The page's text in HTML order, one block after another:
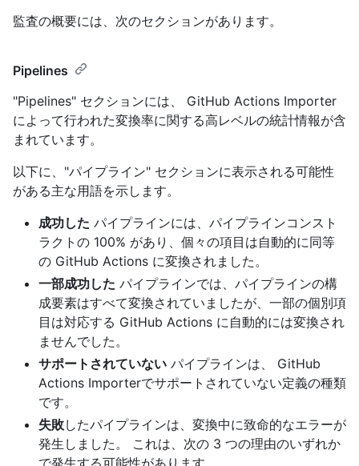
監査の概要には、次のセクションがあります。
Pipelines
"Pipelines" セクションには、 GitHub Actions Importer
によって行われた変換率に関する高レベルの統計情報が含
まれています。
以下に、"パイプライン" セクションに表示される可能性
がある主な用語を示します。
成功した パイプラインには、パイプラインコンスト
ラクトの 100% があり、個々の項目は自動的に同等
の GitHub Actions に変換されました。
一部成功した パイプラインでは、パイプラインの構
成要素はすべて変換されていましたが、一部の個別項
目は対応する GitHub Actions に自動的には変換され
ませんでした。
サポートされていない パイプラインは、 GitHub
Actions Importerでサポートされていない定義の種類
です。
失敗したパイプラインは、変換中に致命的なエラーが
発生しました。 これは、次の 3 つの理由のいずれか
で発生する可能性があります。